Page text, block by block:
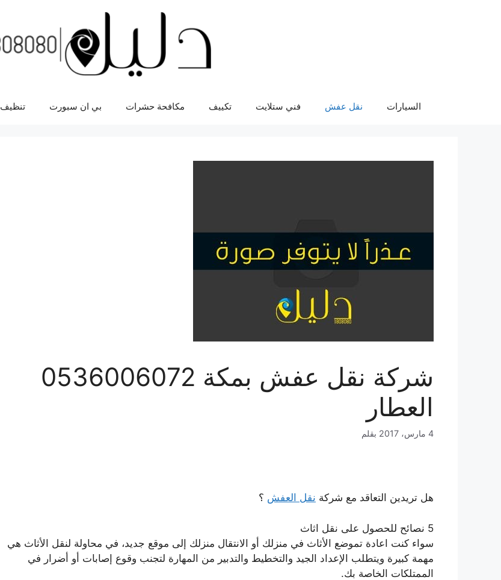
السيارات نقل عفش فني ستلايت تكييف مكافحة حشرات بي ان سبورت تنظيف
شركة نقل عفش بمكة 0536006072
العطار
4 مارس، 2017 بقلم
هل تريدين التعاقد مع شركة نقل العفش ؟
5 نصائح للحصول على نقل اثاث
سواء كنت اعادة تموضع الأثاث في منزلك أو الانتقال منزلك إلى موقع جديد، في محاولة لنقل الأثاث هي
مهمة كبيرة ويتطلب الإعداد الجيد والتخطيط والتدبير من المهارة لتجنب وقوع إصابات أو أضرار في
الممتلكات الخاصة بك.